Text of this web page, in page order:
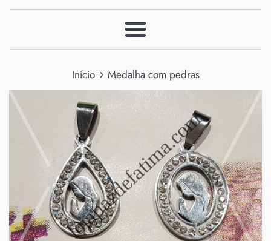
Menu
Início › Medalha com pedras